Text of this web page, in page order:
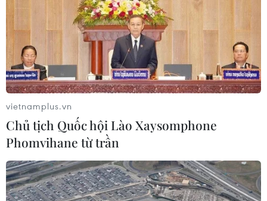
Thái Lan: Xả súng gây thương vong
tại trường học ở Nonthaburi
07/08/2026 05:12
Nghệ nhân Đặng Văn Hậu
thổi sức sống mới cho nghệ thuật tò
he truyền thống
07/08/2026 03:19
vietnamplus.vn
Chủ tịch Quốc hội Lào Xaysomphone
Phomvihane từ trần